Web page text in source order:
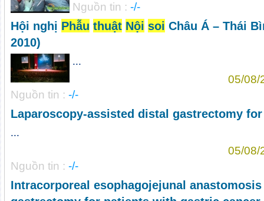
Nguồn tin : -/-
Hội nghị Phẫu thuật Nội soi Châu Á – Thái
2010)
...
05/08/
Nguồn tin : -/-
Laparoscopy-assisted distal gastrectomy
...
05/08/
Nguồn tin : -/-
Intracorporeal esophagojejunal